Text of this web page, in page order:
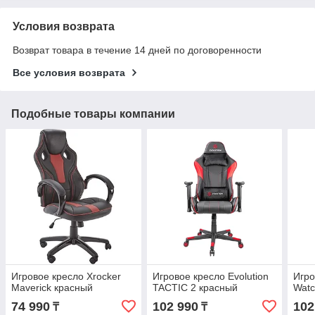
Условия возврата
Возврат товара в течение 14 дней по договоренности
Все условия возврата
Подобные товары компании
Игровое кресло Xrocker
Maverick красный
74 990 ₸
Игровое кресло Evolution
TACTIC 2 красный
102 990₸